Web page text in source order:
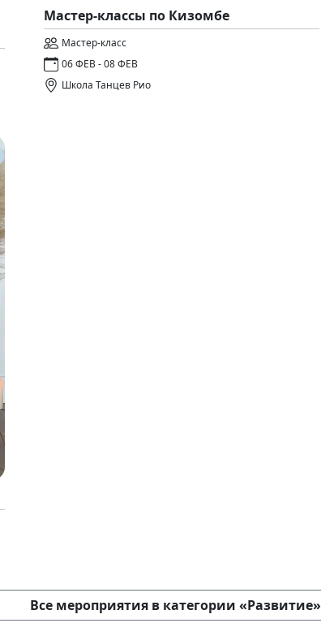
Мастер-классы по Кизомбе
Мастер-класс
06 ФЕВ - 08 ФЕВ
Школа Танцев Рио
Все мероприятия в категории «Развитие»